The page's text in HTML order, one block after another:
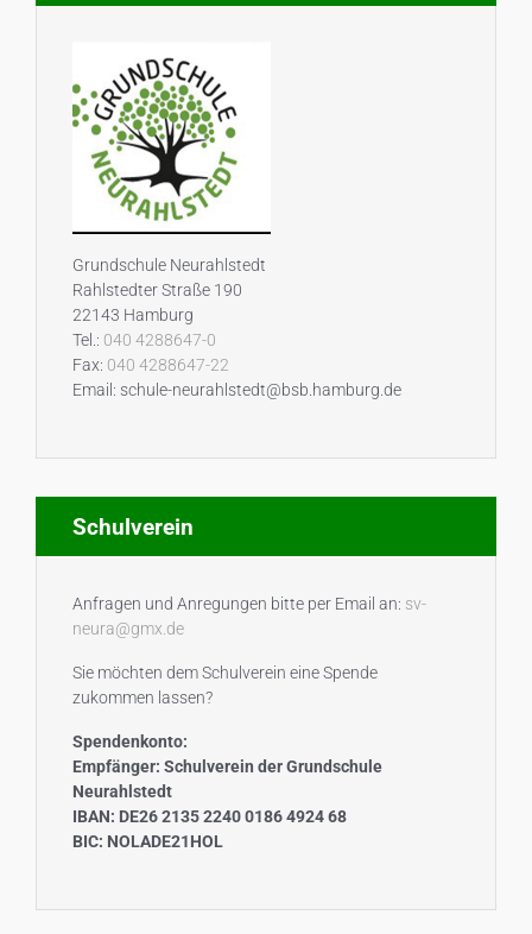
Grundschule Neurahlstedt
Rahlstedter Straße 190
22143 Hamburg
Tel.: 040 4288647-0
Fax: 040 4288647-22
Email: schule-neurahlstedt@bsb.hamburg.de
Schulverein
Anfragen und Anregungen bitte per Email an: sv-
neura@gmx.de
Sie möchten dem Schulverein eine Spende
zukommen lassen?
Spendenkonto:
Empfänger: Schulverein der Grundschule
Neurahlstedt
IBAN: DE26 2135 2240 0186 4924 68
BIC: NOLADE21HOL